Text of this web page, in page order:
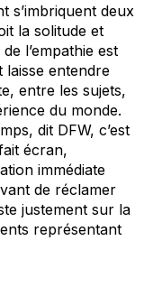
s’imbriquent deux
la solitude et
l’empathie est
laisse entendre
entre les sujets,
du monde.
dit DFW, c’est
écran,
immédiate
de réclamer
justement sur la
représentant